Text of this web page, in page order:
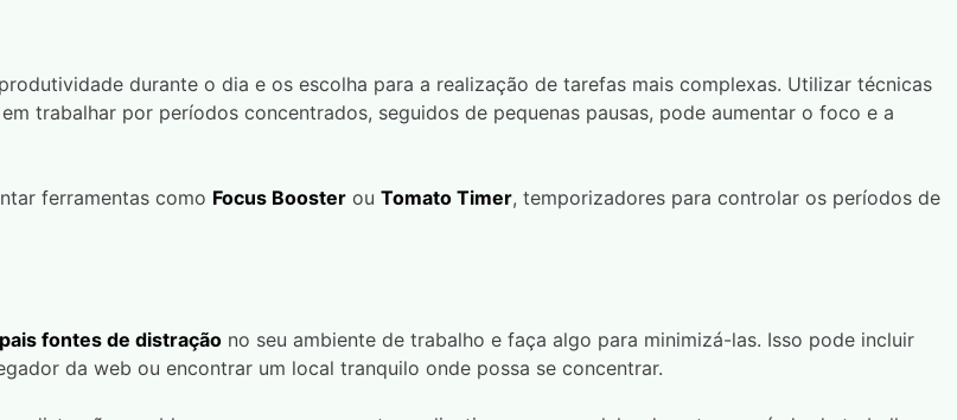
durante o dia e os escolha para a realização de tarefas mais complexas. Utilizar técnicas
trabalhar por períodos concentrados, seguidos de pequenas pausas, pode aumentar o foco e a
ferramentas como Focus Booster ou Tomato Timer, temporizadores para controlar os períodos de
fontes de distração no seu ambiente de trabalho e faça algo para minimizá-las. Isso pode incluir
da web ou encontrar um local tranquilo onde possa se concentrar.